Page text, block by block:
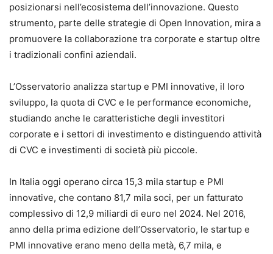
posizionarsi nell’ecosistema dell’innovazione. Questo
strumento, parte delle strategie di Open Innovation, mira a
promuovere la collaborazione tra corporate e startup oltre
i tradizionali confini aziendali.
L’Osservatorio analizza startup e PMI innovative, il loro
sviluppo, la quota di CVC e le performance economiche,
studiando anche le caratteristiche degli investitori
corporate e i settori di investimento e distinguendo attività
di CVC e investimenti di società più piccole.
In Italia oggi operano circa 15,3 mila startup e PMI
innovative, che contano 81,7 mila soci, per un fatturato
complessivo di 12,9 miliardi di euro nel 2024. Nel 2016,
anno della prima edizione dell’Osservatorio, le startup e
PMI innovative erano meno della metà, 6,7 mila, e